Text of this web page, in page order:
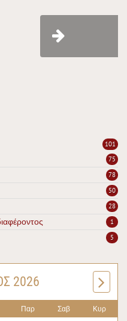
101
75
78
50
28
1
5
2026
Παρ Σαβ Κυρ